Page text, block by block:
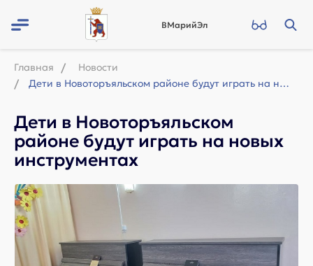
ВМарийЭл
Главная
Новости
Дети в Новоторъяльском районе будут играть на новых инструментах
Дети в Новоторъяльском
районе будут играть на новых
инструментах